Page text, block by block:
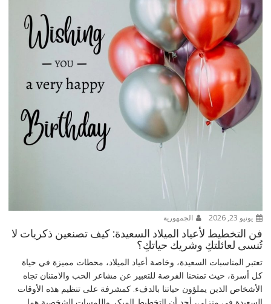
يونيو 23, 2026 الجمهورية
فن التخطيط لأعياد الميلاد السعيدة: كيف تصنعين ذكريات لا
تُنسى لعائلتكِ وشريك حياتكِ؟
تعتبر المناسبات السعيدة، وخاصة أعياد الميلاد، محطات مميزة في حياة
كل أسرة، حيث تمنحنا الفرصة للتعبير عن مشاعر الحب والامتنان تجاه
الأشخاص الذين يملؤون حياتنا بالدفء. كمشرفة على تنظيم هذه الأوقات
السعيدة في منزلي، أجد أن التخطيط المبكر واللمسات الشخصية هما